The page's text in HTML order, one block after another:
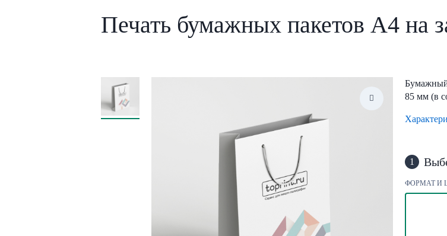
Печать бумажных пакетов А4 на
Бумажный
85 мм (в
1
ФОРМАТ И